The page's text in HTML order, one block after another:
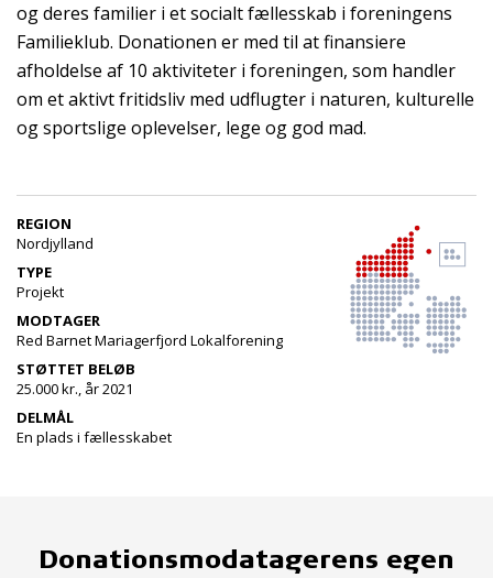
og deres familier i et socialt fællesskab i foreningens
Familieklub. Donationen er med til at finansiere
afholdelse af 10 aktiviteter i foreningen, som handler
om et aktivt fritidsliv med udflugter i naturen, kulturelle
og sportslige oplevelser, lege og god mad.
REGION
Nordjylland
TYPE
Projekt
MODTAGER
Red Barnet Mariagerfjord Lokalforening
STØTTET BELØB
25.000 kr., år 2021
DELMÅL
En plads i fællesskabet
Donationsmodatagerens egen